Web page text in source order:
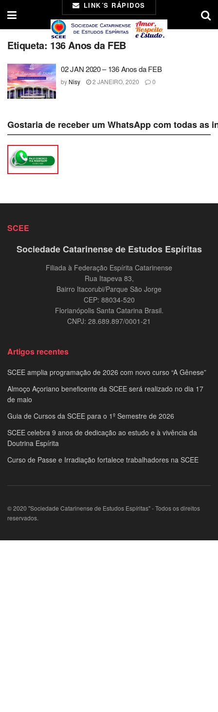
LINK´S RÁPIDOS
Etiqueta: 136 Anos da FEB
02 JAN 2020 – 136 Anos da FEB
by Nisy 2 JANEIRO, 2020 0
Gostaria de receber um WhatsApp com todas
SCEE
Sociedade Catarinense de Estudos Espíritas
Filiada à Federação Espírita Catarinense
Rua Itapeva 83,
Bairro Itacorubi/Parque São Jorge
CEP: 88034-520
Florianópolis Santa Catarina Brasil.
CNPJ: 28.689.897/0001-21
Artigos recentes
SCEE amplia programação de 2026 com novo curso “A Gênese”
Almoço Açoriano beneficente da SCEE será realizado no dia 17
de maio
Guia de Cursos da SCEE para o 1º Semestre de 2026
SCEE celebra 9 anos de dedicação ao estudo e à vivência da
Doutrina Espírita
Curso de Passe e Irradiação fortalece trabalhadores na SCEE
© 2020 "Sociedade Catarinense de Estudos Espíritas" - Todos os direitos
reservados.